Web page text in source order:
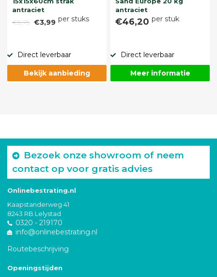
antraciet
€5,75 €3,99 per stuks
Direct leverbaar
Bekijk aanbieding
antraciet
€46,20 per stuk
Direct leverbaar
Meer informatie
Bezoek onze showroom of neem
contact op voor gratis advies
Onlinebestrating.nl
Kaapstanderweg 41
8243 RB Lelystad
0320 - 219170
info@onlinebestrating.nl
Routebeschrijving
Openingstijden